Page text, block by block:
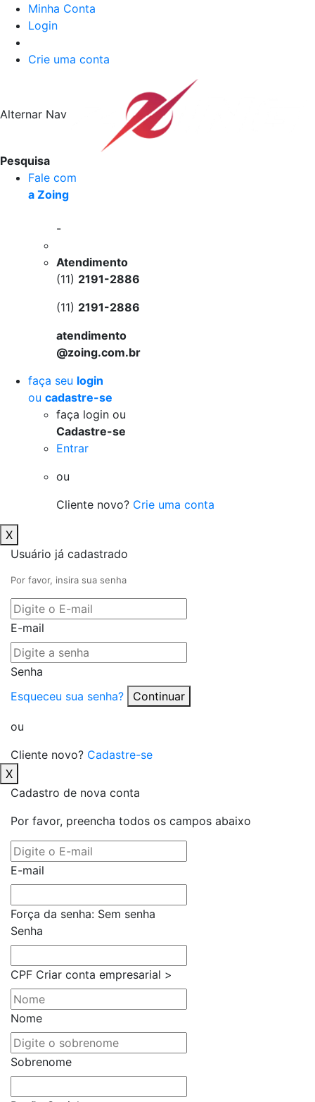
Minha Conta
Login
Crie uma conta
Alternar Nav
Pesquisa
Fale com
a Zoing
-
Atendimento
(11) 2191-2886
(11) 2191-2886
atendimento
@zoing.com.br
faça seu login
ou cadastre-se
faça login ou
Cadastre-se
Entrar
ou
Cliente novo? Crie uma conta
X
Usuário já cadastrado
Por favor, insira sua senha
E-mail
Senha
Esqueceu sua senha?
Continuar
ou
Cliente novo? Cadastre-se
X
Cadastro de nova conta
Por favor, preencha todos os campos abaixo
E-mail
Força da senha: Sem senha
Senha
CPF Criar conta empresarial >
Nome
Sobrenome